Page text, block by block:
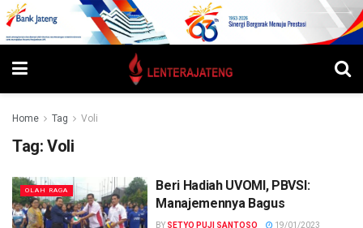
Home Tag Voli
Tag: Voli
OLAH RAGA
Beri Hadiah UVOMI, PBVSI:
Manajemennya Bagus
BY SETYO PUJI SANTOSO 19/01/2023